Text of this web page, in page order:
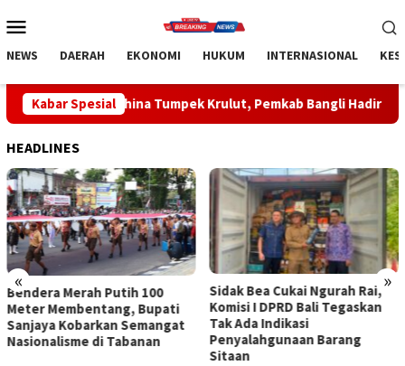
ke
Mobile
NEWS DAERAH EKONOMI HUKUM INTERNASIONAL
Kabar Spesial
Tumpek Krulut, Pemkab Bangli Hadirkan Pengobatan Gratis
HEADLINES
« »
Sidak Bea Cukai Ngurah Rai,
Komisi I DPRD Bali Tegaskan
Tak Ada Indikasi
Penyalahgunaan Barang
Rahina Tumpek Krulut,
Pemkab Bangli Hadirkan
Pengobatan Gratis di Empat
Kecamatan Wujudkan
Pelayanan Kesehatan